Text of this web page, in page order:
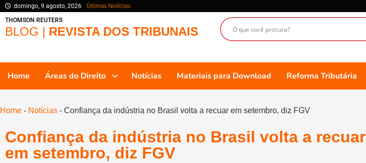
domingo, 9 agosto, 2026
Últimas Notícias:
THOMSON REUTERS
BLOG | REVISTA DOS TRIBUNAIS
Home Áreas do Direito Notícias Materiais para Download Reforma Tributária
Home - Notícias - Confiança da indústria no Brasil volta a recuar em setembro, diz FGV
Confiança da indústria no Brasil volta a recuar
em setembro, diz FGV